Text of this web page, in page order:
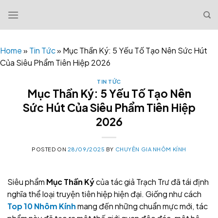
content
Home» Tin Tức» Mục Thần Ký: 5 Yếu Tố Tạo Nên Sức Hút
Của Siêu Phẩm Tiên Hiệp 2026
TIN TỨC
Mục Thần Ký: 5 Yếu Tố Tạo Nên
Sức Hút Của Siêu Phẩm Tiên Hiệp
2026
POSTED ON 28/09/2025 BY CHUYÊN GIA NHÔM KÍNH
Siêu phẩm Mục Thần Kýcủa tác giả Trạch Trư đã tái định
nghĩa thể loại truyện tiên hiệp hiện đại. Giống như cách
Top 10 Nhôm Kínhmang đến những chuẩn mực mới, tác